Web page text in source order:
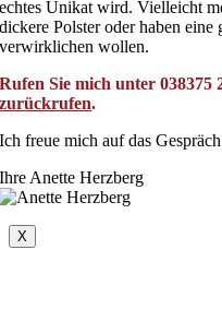
echtes Unikat wird. Vielleicht
dickere Polster oder haben eine
verwirklichen wollen.
Rufen Sie mich unter 038375
zurückrufen.
Ich freue mich auf das
Ihre Anette Herzberg
X